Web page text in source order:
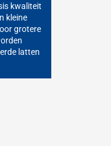
kwaliteit
kleine
grotere
latten